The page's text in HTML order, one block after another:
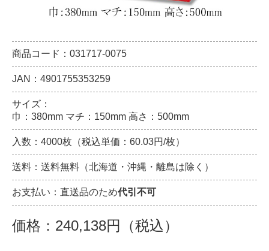
商品コード：031717-0075
JAN：4901755353259
サイズ：
巾：380mm マチ：150mm 高さ：500mm
入数：4000枚（税込単価：60.03円/枚）
送料：送料無料（北海道・沖縄・離島は除く）
お支払い：直送品のため代引不可
価格：240,138円（税込）